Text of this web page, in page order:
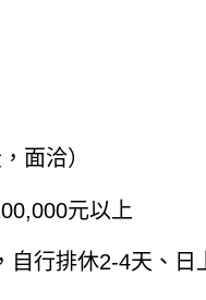
面洽）
元以上
自行排休2-4天、日